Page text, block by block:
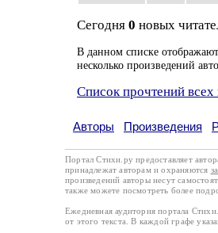
Сегодня 0 новых
В данном списке
несколько произведений
Список прочтений всех
Авторы Произведения
Портал Стихи.ру предоставляет
принадлежат авторам и охраняются
произведений авторы несут
также можете посмотреть более
Ежедневная аудитория портала
от этого текста. В каждой графе